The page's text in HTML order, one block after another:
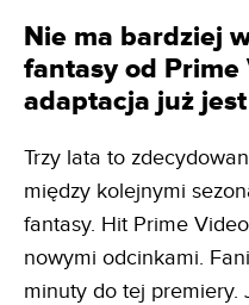
Nie ma bardziej
fantasy od Prime
adaptacja już
Trzy lata to
między kolejnymi
fantasy. Hit Prime
nowymi odcinkami.
minuty do tej premiery.